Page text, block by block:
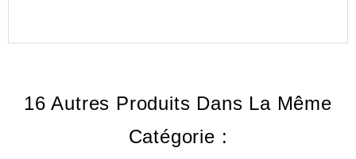
16 Autres Produits Dans La Même
Catégorie :